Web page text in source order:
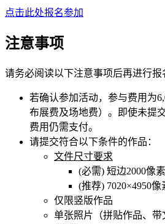
点击此处报名参加
注意事项
请务必阅读以下注意事项后再进行报
若确认参加活动，参与费用为
布展费及场地费）。即使未提
费用仍需支付。
请提交符合以下条件的作品：
文件尺寸要求
(必需) 短边2000像
(推荐) 7020×4950像
仅限竖版作品
单张照片（拼贴作品、